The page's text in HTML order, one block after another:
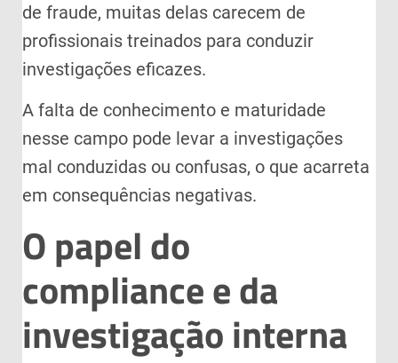
de fraude, muitas delas carecem de
profissionais treinados para conduzir
investigações eficazes.
A falta de conhecimento e maturidade
nesse campo pode levar a investigações
mal conduzidas ou confusas, o que acarreta
em consequências negativas.
O papel do
compliance e da
investigação interna